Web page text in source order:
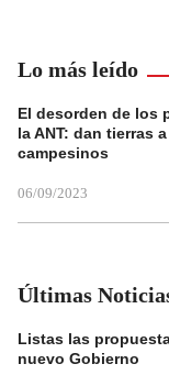
Lo más leído
El desorden de los
la ANT: dan tierras
campesinos
06/09/2023
Últimas
Listas las
nuevo Gobierno